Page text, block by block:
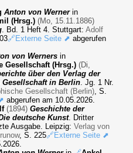
Anton von Wernerin
(Hrsg.) (Mo, 15.11.1886)
. Bd. 1 Heft 4. Stuttgart:Adolf
🔗Externe Seite ⬈ abgerufen
von Wernersin
Gesellschaft (Hrsg.) (Di,
über den Verlag der
in Berlin. Jg. 1 Nr.
Gesellschaft (Berlin), S.
abgerufen am 10.05.2026.
(1894) Geschichte der
deutsche Kunst. Dritter
Ausgabe. Leipzig:Verlag von
, S. 225🔗Externe Seite ⬈